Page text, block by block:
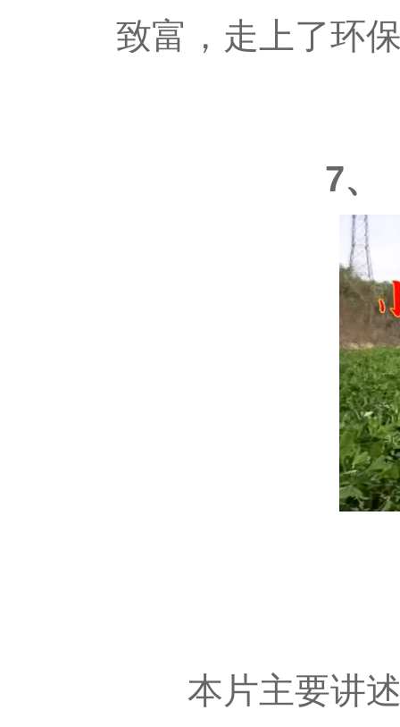
致富，走上了环
7、
本片主要讲述